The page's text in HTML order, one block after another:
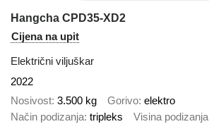
Hangcha CPD35-XD2
Cijena na upit
Električni viljuškar
2022
Nosivost 3.500 kg Gorivo elektro
Način podizanja tripleks Visina podizanja